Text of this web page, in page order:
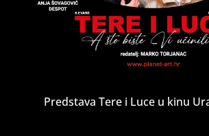
Predstava Tere i Luce u kinu